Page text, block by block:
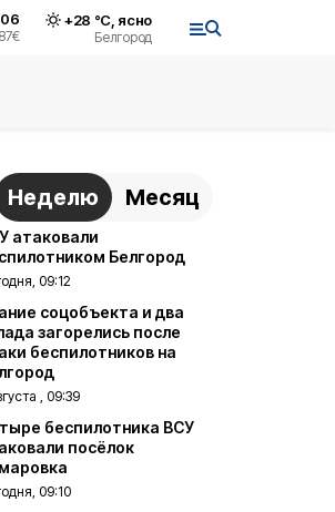
€
+28 °С, ясно
Белгород
Неделю Месяц
атаковали
Белгород
09:12
соцобъекта и два
загорелись после
беспилотников на
, 09:39
беспилотника ВСУ
посёлок
09:10